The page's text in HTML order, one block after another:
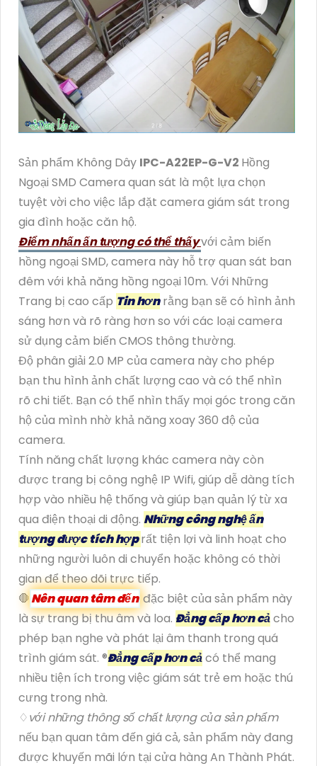
Sản phẩm Không Dây IPC-A22EP-G-V2 Hồng
Ngoại SMD Camera quan sát là một lựa chọn
tuyệt vời cho việc lắp đặt camera giám sát trong
gia đình hoặc căn hộ.
Điểm nhấn ấn tượng có thể thấyvới cảm biến
hồng ngoại SMD, camera này hỗ trợ quan sát ban
đêm với khả năng hồng ngoại 10m. Với Những
Trang bị cao cấp Tin hơnrằng bạn sẽ có hình ảnh
sáng hơn và rõ ràng hơn so với các loại camera
sử dụng cảm biến CMOS thông thường.
Độ phân giải 2.0 MP của camera này cho phép
bạn thu hình ảnh chất lượng cao và có thể nhìn
rõ chi tiết. Bạn có thể nhìn thấy mọi góc trong căn
hộ của mình nhờ khả năng xoay 360 độ của
camera.
Tính năng chất lượng khác camera này còn
được trang bị công nghệ IP Wifi, giúp dễ dàng tích
hợp vào nhiều hệ thống và giúp bạn quản lý từ xa
qua điện thoại di động. Những công nghệ ấn
tượng được tích hợprất tiện lợi và linh hoạt cho
những người luôn di chuyển hoặc không có thời
gian để theo dõi trực tiếp.
🛑 Nên quan tâm đến đặc biệt của sản phẩm này
là sự trang bị thu âm và loa. Đẳng cấp hơn cảcho
phép bạn nghe và phát lại âm thanh trong quá
trình giám sát. ®️Đẳng cấp hơn cảcó thể mang
nhiều tiện ích trong việc giám sát trẻ em hoặc thú
cưng trong nhà.
♢với những thông số chất lượng của sản phẩm
nếu bạn quan tâm đến giá cả, sản phẩm này đang
được khuyến mãi lớn tại cửa hàng An Thành Phát.